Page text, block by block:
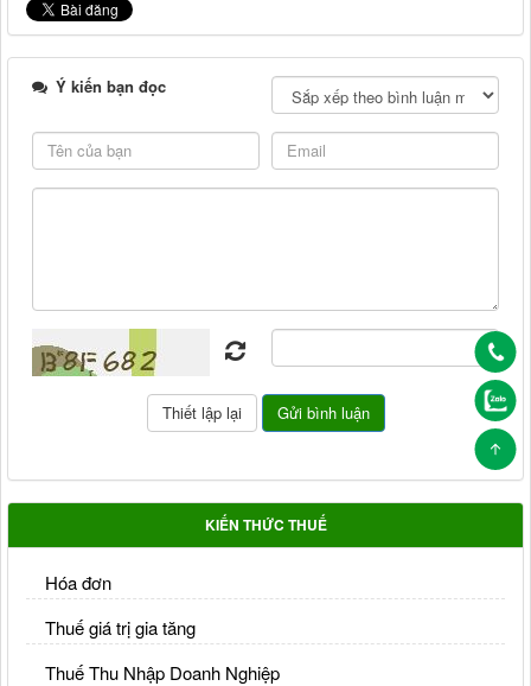
Ý kiến bạn đọc
KIẾN THỨC THUẾ
Hóa đơn
Thuế giá trị gia tăng
Thuế Thu Nhập Doanh Nghiệp